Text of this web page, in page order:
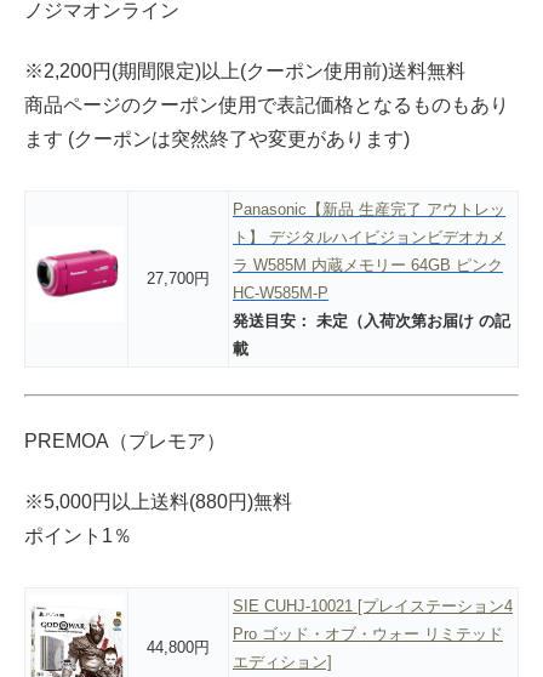
ノジマオンライン
※2,200円(期間限定)以上(クーポン使用前)送料無料
商品ページのクーポン使用で表記価格となるものもあり
ます (クーポンは突然終了や変更があります)
27,700円
Panasonic【新品 生産完了 アウトレッ
ト】 デジタルハイビジョンビデオカメ
ラ W585M 内蔵メモリー 64GB ピンク
HC-W585M-P
発送目安： 未定（入荷次第お届け の記
載
PREMOA（プレモア）
※5,000円以上送料(880円)無料
ポイント1％
44,800円
SIE CUHJ-10021 [プレイステーション4
Pro ゴッド・オブ・ウォー リミテッド
エディション]